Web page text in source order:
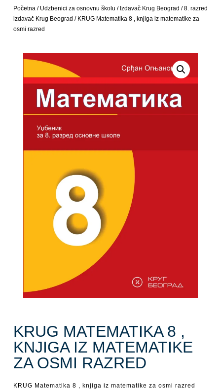
Početna / Udzbenici za osnovnu školu / Izdavač Krug Beograd /8. razred
izdavač Krug Beograd / KRUG Matematika 8 , knjiga iz matematike za
osmi razred
KRUG MATEMATIKA 8 ,
KNJIGA IZ MATEMATIKE
ZA OSMI RAZRED
KRUG Matematika 8 , knjiga iz matematike za osmi razred